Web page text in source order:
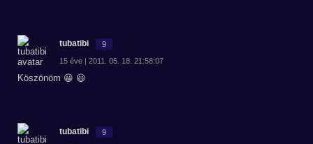
tubatibi 9
15 éve | 2011. 05. 18. 21:58:07
Köszönöm 😀 😃
tubatibi 9